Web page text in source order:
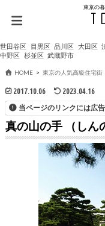
東京の
世田谷区 目黒区 品川区 大田区
中野区 杉並区 武蔵野市
HOME 東京の人気高級住宅街
2017.10.06 2023.04.16
当ページのリンクには広
真の山の手 （しん